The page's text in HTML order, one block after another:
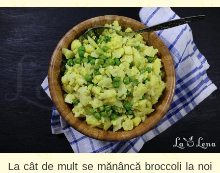
La cât de mult se mănâncă broccoli la noi